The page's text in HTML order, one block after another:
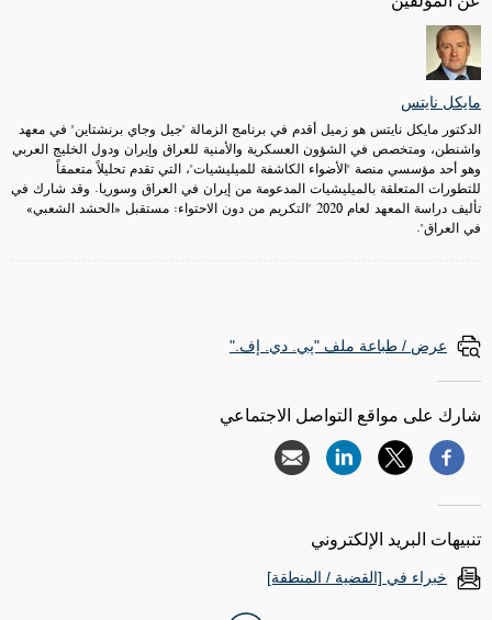
مايكل نايتس
الدكتور مايكل نايتس هو زميل أقدم في برنامج الزمالة "جيل وجاي برنشتاين" في معهد
واشنطن، ومتخصص في الشؤون العسكرية والأمنية للعراق وإيران ودول الخليج العربي
وهو أحد مؤسسي منصة "الأضواء الكاشفة للميليشيات"، التي تقدم تحليلاً متعمقاً
للتطورات المتعلقة بالميليشيات المدعومة من إيران في العراق وسوريا. وقد شارك في
تأليف دراسة المعهد لعام 2020 "التكريم من دون الاحتواء: مستقبل «الحشد الشعبي»
في العراق".
عرض / طباعة ملف "پي. دي. إف."
شارك على مواقع التواصل الاجتماعي
تنبيهات البريد الإلكتروني
خبراء في [القضية / المنطقة]